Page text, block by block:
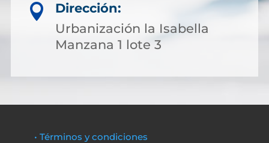

Dirección:
Urbanización la Isabella
Manzana 1 lote 3
• Términos y condiciones